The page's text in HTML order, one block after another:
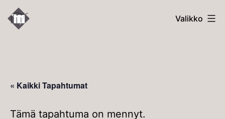
Siirry
sisältöön
Kallion
Valikko
« Kaikki Tapahtumat
Tämä tapahtuma on mennyt.